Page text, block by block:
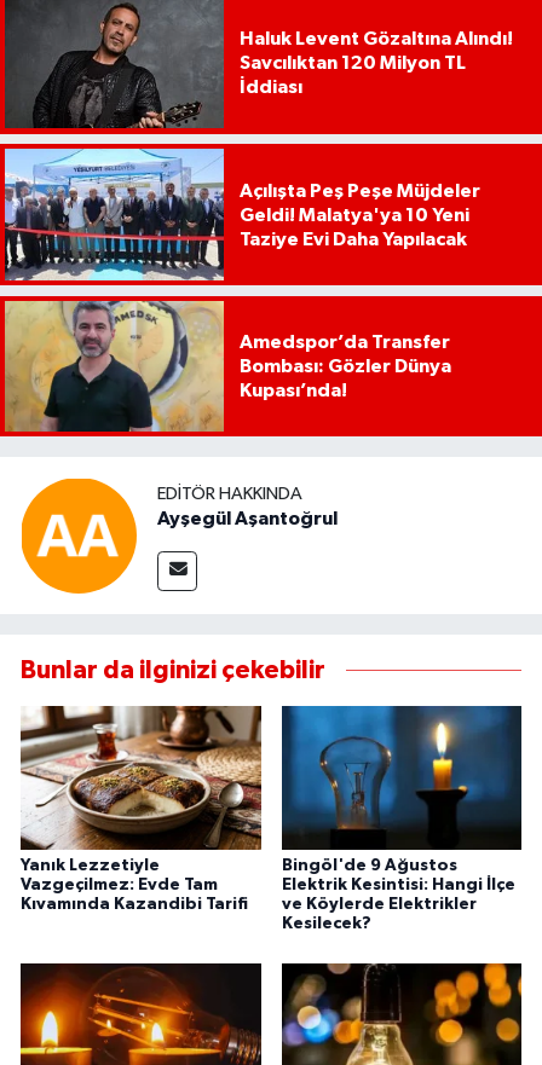
Haluk Levent Gözaltına Alındı!
Savcılıktan 120 Milyon TL
İddiası
Açılışta Peş Peşe Müjdeler
Geldi! Malatya'ya 10 Yeni
Taziye Evi Daha Yapılacak
Amedspor’da Transfer
Bombası: Gözler Dünya
Kupası’nda!
EDITÖR HAKKINDA
Ayşegül Aşantoğrul
Bunlar da ilginizi çekebilir
Yanık Lezzetiyle
Vazgeçilmez: Evde Tam
Kıvamında Kazandibi Tarifi
Bingöl'de 9 Ağustos
Elektrik Kesintisi: Hangi İlçe
ve Köylerde Elektrikler
Kesilecek?